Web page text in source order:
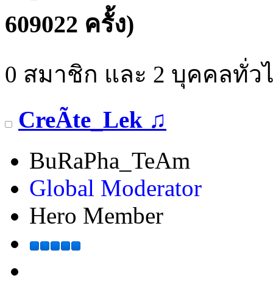
609022 ครั้ง)
0 สมาชิก และ 2 บุคคลทั่ว
CreÃte_Lek ♫
BuRaPha_TeAm
Global Moderator
Hero Member